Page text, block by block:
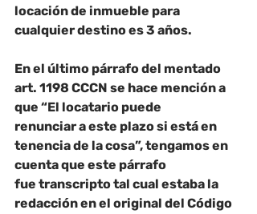
locación de inmueble para
cualquier destino es 3 años.
En el último párrafo del mentado
art. 1198 CCCN se hace mención a
que “El locatario puede
renunciar a este plazo si está en
tenencia de la cosa”, tengamos en
cuenta que este párrafo
fue transcripto tal cual estaba la
redacción en el original del Código